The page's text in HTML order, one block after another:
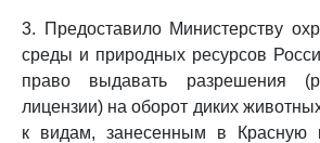
3. Предоставило Министерству
среды и природных ресурсов
право выдавать разрешения
лицензии) на оборот диких
к видам, занесенным в Красную